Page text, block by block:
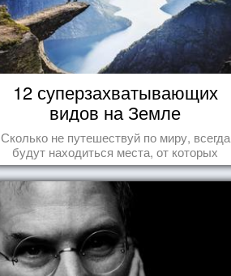
12 суперзахватывающих
видов на Земле
Сколько не путешествуй по миру, всегда
будут находиться места, от которых
перехватывает дух и кружится голова...